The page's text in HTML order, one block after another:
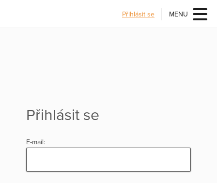
Přihlásit se MENU
Přihlásit se
E-mail: